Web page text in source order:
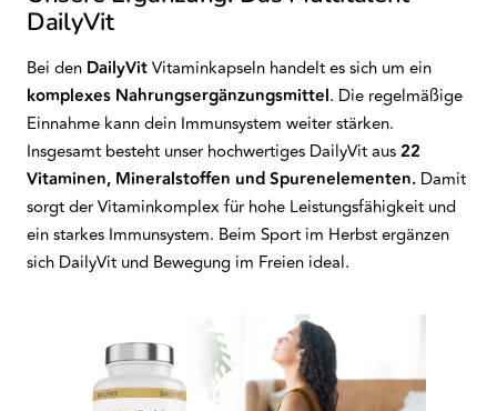
DailyVit
Bei den DailyVitVitaminkapseln handelt es sich um ein
komplexes Nahrungsergänzungsmittel. Die regelmäßige
Einnahme kann dein Immunsystem weiter stärken.
Insgesamt besteht unser hochwertiges DailyVit aus22
Vitaminen, Mineralstoffen und Spurenelementen. Damit
sorgt der Vitaminkomplex für hohe Leistungsfähigkeit und
ein starkes Immunsystem. Beim Sport im Herbst ergänzen
sich DailyVit und Bewegung im Freien ideal.